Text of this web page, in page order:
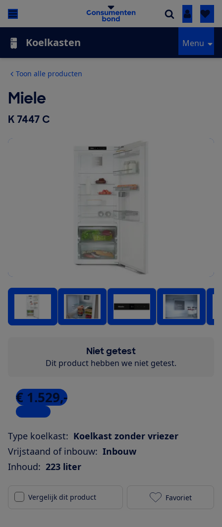
Inloggen
Koelkasten Menu
Toon alle producten
Miele
K 7447 C
Niet getest
Dit product hebben we niet getest.
€ 1.529,-
3 winkels
Type koelkast: Koelkast zonder vriezer
Vrijstaand of inbouw: Inbouw
Inhoud: 223 liter
Vergelijk dit product Miele K 7447
Favoriet